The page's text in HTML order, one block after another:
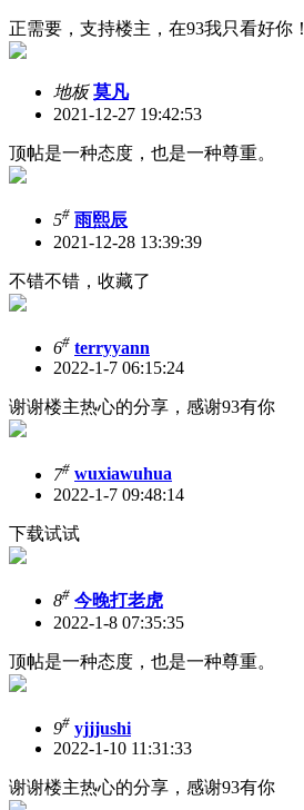
正需要，支持楼主，在93我只看好你！
地板 莫凡
2021-12-27 19:42:53
顶帖是一种态度，也是一种尊重。
5# 雨熙辰
2021-12-28 13:39:39
不错不错，收藏了
6# terryyann
2022-1-7 06:15:24
谢谢楼主热心的分享，感谢93有你
7# wuxiawuhua
2022-1-7 09:48:14
下载试试
8# 今晚打老虎
2022-1-8 07:35:35
顶帖是一种态度，也是一种尊重。
9# yjjjushi
2022-1-10 11:31:33
谢谢楼主热心的分享，感谢93有你